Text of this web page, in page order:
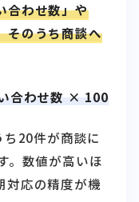
合わせ数」や
そのうち商談へ
合わせ数 × 100
20件が商談に
。数値が高いほ
対応の精度が機